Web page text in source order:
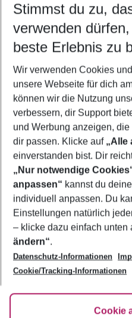
Quicklinks
Urlaub Protaras
Familienurlaub
Frübucher Angebote
Flug & Hotel Protaras
Pauschalreisen
Footer
Footer navigation
Über uns
AGB
Bestpreisgarantie
Cookie-Einstellungen ändern
Cookie-Richtlinie
Agenturbetreuung
Barrierefreies Reisen
HanseMerkur
Folge uns
Stimmst du zu,
verwenden
beste Erlebnis zu
Wir verwenden Cookies
unsere Webseite für dich
können wir die Nutzung
verbessern, dir Support
und Werbung anzeigen,
dir passen. Klicke auf „Alle
einverstanden bist. Dir
„Nur notwendige
anpassen“ kannst du
individuell anpassen. Du
Einstellungen natürlich
– klicke dazu einfach unten
ändern“.
Datenschutz-Informationen
Cookie/Tracking-Informationen
Cookie